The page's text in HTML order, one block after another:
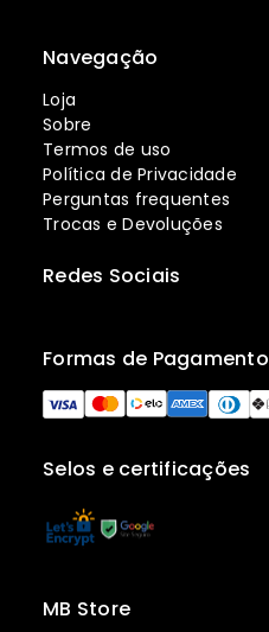
Navegação
Loja
Sobre
Termos de uso
Política de Privacidade
Perguntas frequentes
Trocas e Devoluções
Selos e certificações
Formas de Pagamento
Redes Sociais
MB Store